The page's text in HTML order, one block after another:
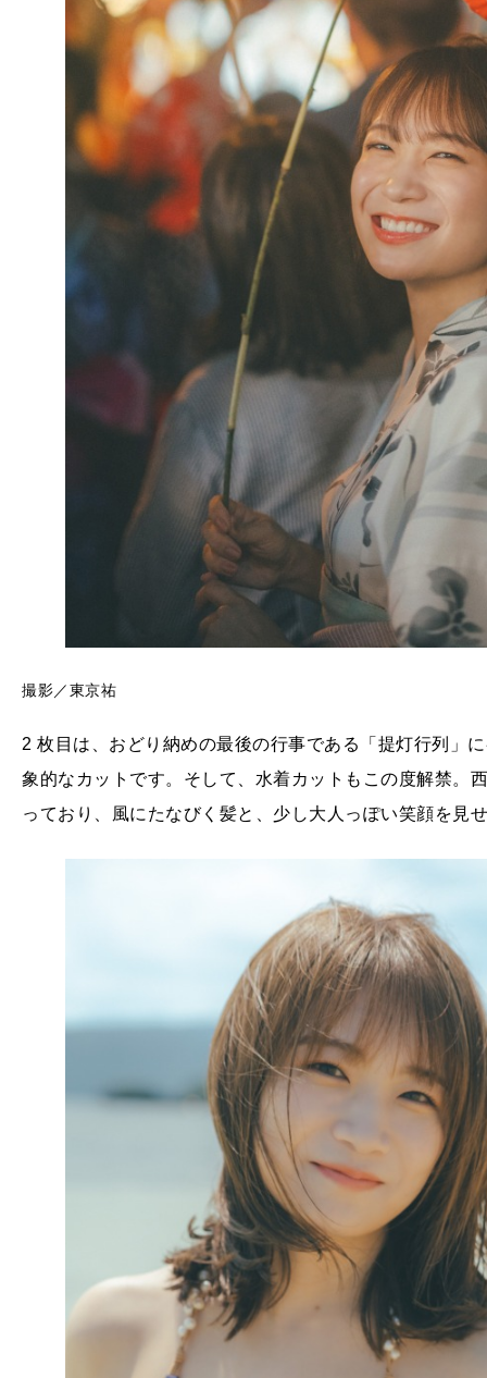
撮影／東京祐
2 枚目は、おどり納めの最後の行事である「提灯行列」
象的なカットです。そして、水着カットもこの度解禁。
っており、風にたなびく髪と、少し大人っぽい笑顔を見